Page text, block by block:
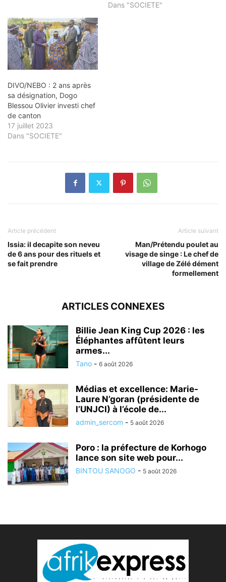
Dans "SOCIETE"
DIVO/NEBO : 2 ans après
sa désignation, Dogo
Blessou Olivier investi chef
de canton
17 juillet 2023
Dans "SOCIETE"
Article précédent
Issia: il decapite son neveu
de 6 ans pour des rituels et
se fait prendre
Article suivant
Man/Prétendu poulet au
visage de singe : Le chef de
village de Zélé dément
formellement
ARTICLES CONNEXES
Billie Jean King Cup 2026 : les
Éléphantes affûtent leurs
armes...
Tano - 6 août 2026
Médias et excellence: Marie-
Laure N’goran (présidente de
l’UNJCI) à l’école de...
admin_sercom - 5 août 2026
Poro : la préfecture de Korhogo
lance son site web pour...
BINTOU SANOGO - 5 août 2026